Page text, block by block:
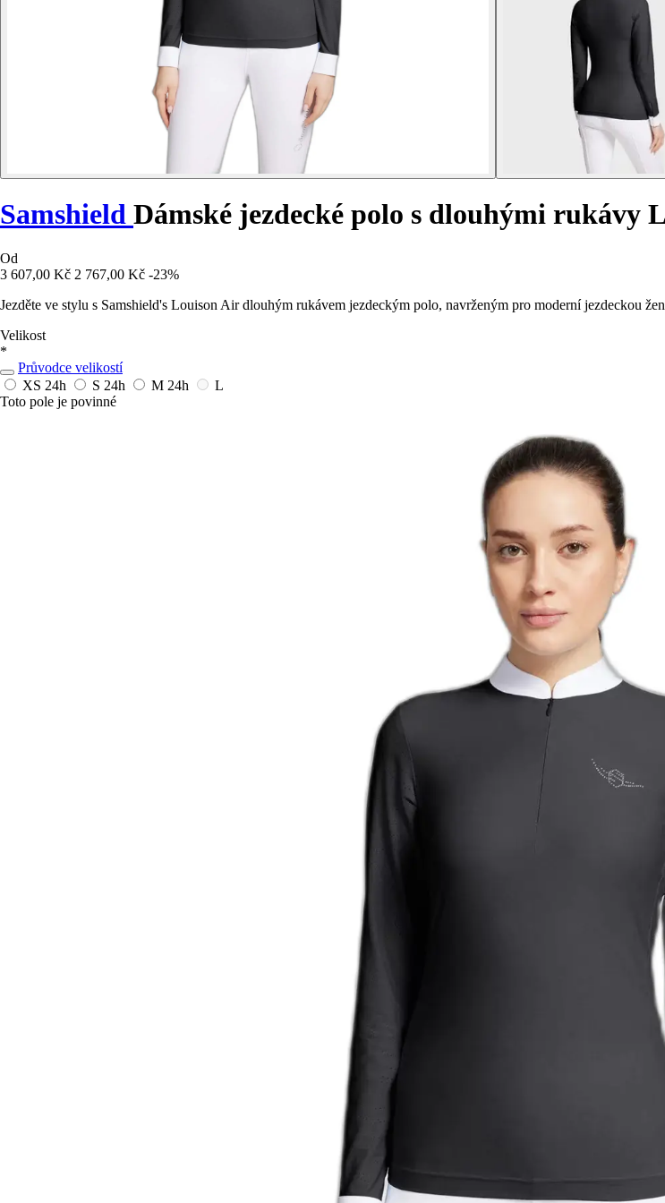
Samshield Dámské jezdecké polo s dlouhými rukávy
Od
3 607,00 Kč 2 767,00 Kč -23%
Jezděte ve stylu s Samshield's Louison Air dlouhým rukávem jezdeckým polo, navrženým pro moderní jezdeckou
Velikost
*
Průvodce velikostí
XS 24h S 24h M 24h
L
Toto pole je povinné